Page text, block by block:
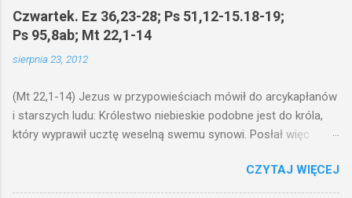
lub pod łóżkiem? Czy nie po to, aby je postawić
na świeczniku? Nie ma bowiem nic ukrytego, co
by nie miało wyjść na jaw. Kto ma uszy do
wy mierzycie, odmierzą wam i jeszcze wam
dołożą. Bo kto ma, temu będzie dane; a kto nie
ma, pozbawią go i tego, co ma. W dzisiejszym
przypowieści.... Czy po to wnosi się światło, by
Czwartek. Ez 36,23-28; Ps 51,12-15.18-19;
Ps 95,8ab; Mt 22,1-14
sierpnia 23, 2012
(Mt 22,1-14) Jezus w przypowieściach mówił do arcykapłanów
i starszych ludu: Królestwo niebieskie podobne jest do króla,
który wyprawił ucztę weselną swemu synowi. Posłał więc
chcieli przyjść. Posłał jeszcze raz inne sługi z poleceniem:
Powiedzcie zaproszonym: Oto przygotowałem moją ucztę:
CZYTAJ WIĘCEJ